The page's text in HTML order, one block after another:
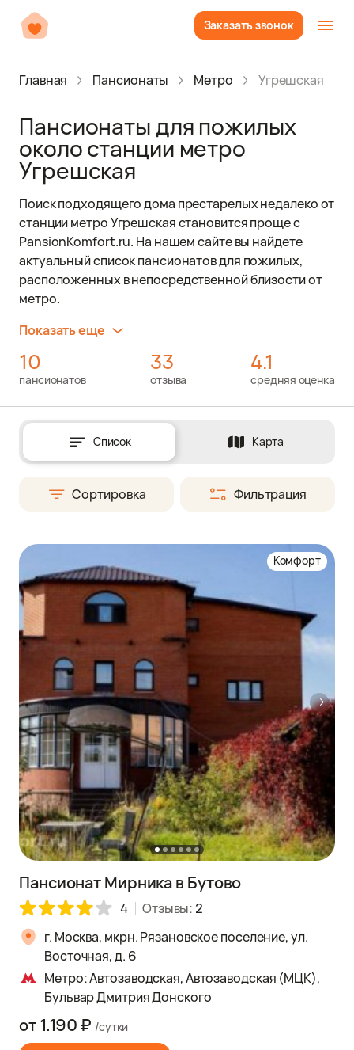
Заказать звонок
Главная Пансионаты Метро Угрешская
Пансионаты для пожилых
около станции метро
Угрешская
Поиск подходящего дома престарелых недалеко от
станции метро Угрешская становится проще с
PansionKomfort.ru. На нашем сайте вы найдете
актуальный список пансионатов для пожилых,
расположенных в непосредственной близости от
метро.
Показать еще
10
пансионатов
33
отзыва
4.1
средняя оценка
Сортировка Фильтрация
Список Карта
Комфорт
Пансионат Мирника в Бутово
4 Отзывы: 2
г. Москва, мкрн. Рязановское поселение, ул.
Восточная, д. 6
Метро: Автозаводская, Автозаводская (МЦК),
Бульвар Дмитрия Донского
от 1.190 ₽ /сутки